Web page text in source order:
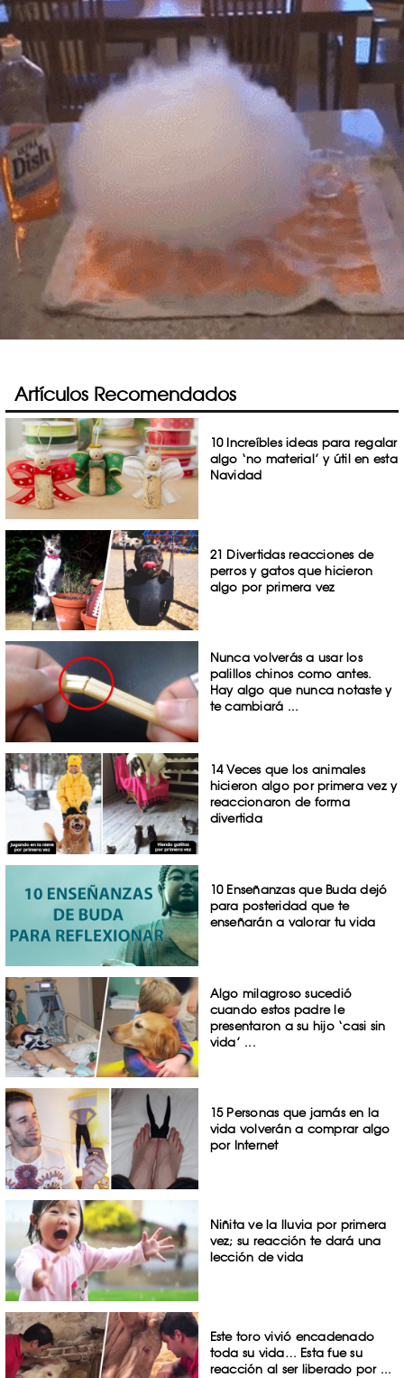
Artículos Recomendados
10 Increíbles ideas para regalar
algo ‘no material’ y útil en esta
Navidad
21 Divertidas reacciones de
perros y gatos que hicieron
algo por primera vez
Nunca volverás a usar los
palillos chinos como antes.
Hay algo que nunca notaste y
te cambiará ...
14 Veces que los animales
hicieron algo por primera vez y
reaccionaron de forma
divertida
10 Enseñanzas que Buda dejó
para posteridad que te
enseñarán a valorar tu vida
Algo milagroso sucedió
cuando estos padre le
presentaron a su hijo ‘casi sin
vida’ ...
15 Personas que jamás en la
vida volverán a comprar algo
por Internet
Niñita ve la lluvia por primera
vez; su reacción te dará una
lección de vida
Este toro vivió encadenado
toda su vida… Esta fue su
reacción al ser liberado por ...